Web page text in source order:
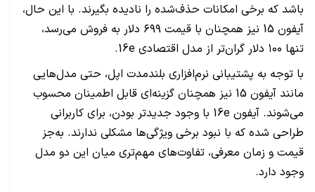
باشد که برخی امکانات حذف‌شده را نادیده بگیرند. با این حال،
آیفون 15 نیز همچنان با قیمت ۶۹۹ دلار به فروش می‌رسد،
تنها ۱۰۰ دلار گران‌تر از مدل اقتصادی 16e.
با توجه به پشتیبانی نرم‌افزاری بلندمدت اپل، حتی مدل‌هایی
مانند آیفون 15 نیز همچنان گزینه‌ای قابل اطمینان محسوب
می‌شوند. آیفون 16e با وجود جدیدتر بودن، برای کاربرانی
طراحی شده که با نبود برخی ویژگی‌ها مشکلی ندارند. به‌جز
قیمت و زمان معرفی، تفاوت‌های مهم‌تری میان این دو مدل
وجود دارد.